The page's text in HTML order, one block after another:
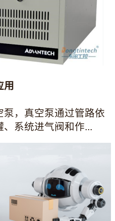
用
，真空泵通过管路依
系统进气阀和作...